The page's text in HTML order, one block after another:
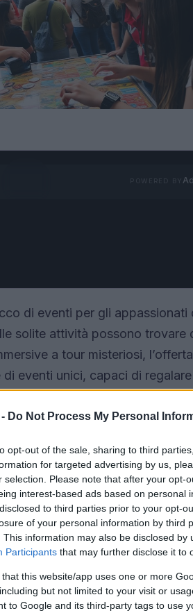
Do Not Process My Personal
opt-out of the sale, sharing to third
for targeted advertising by us,
selection. Please note that after your opt-
interest-based ads based on personal
to third parties prior to your opt-
of your personal information by third
This information may also be disclosed by
Participants that may further disclose it to
that this website/app uses one or more
but not limited to your visit or
to Google and its third-party tags to use
Ad
di eventi per gli appassionati
solite attività possono trovare
a tour misteriosi,
eventi unici, capaci di